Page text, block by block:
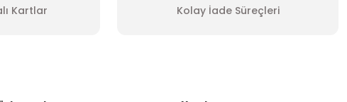
Kartlar
Kolay İade Süreçleri